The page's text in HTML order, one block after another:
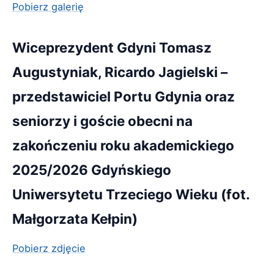
Pobierz galerię
Wiceprezydent Gdyni Tomasz
Augustyniak, Ricardo Jagielski –
przedstawiciel Portu Gdynia oraz
seniorzy i goście obecni na
zakończeniu roku akademickiego
2025/2026 Gdyńskiego
Uniwersytetu Trzeciego Wieku (fot.
Małgorzata Kełpin)
Pobierz zdjęcie